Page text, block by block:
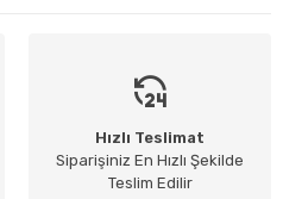
Hızlı Teslimat
Siparişiniz En Hızlı Şekilde
Teslim Edilir